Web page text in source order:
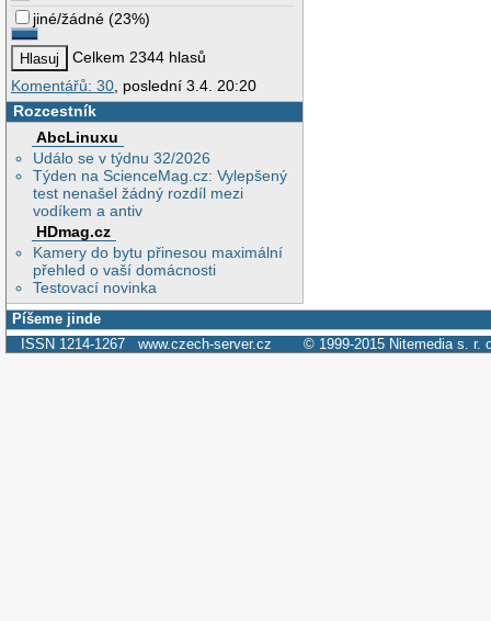
jiné/žádné (23%)
Celkem 2344 hlasů
Komentářů: 30 , poslední 3.4. 20:20
Rozcestník
AbcLinuxu
Událo se v týdnu 32/2026
Týden na ScienceMag.cz: Vylepšený
test nenašel žádný rozdíl mezi
vodíkem a antiv
HDmag.cz
Kamery do bytu přinesou maximální
přehled o vaší domácnosti
Testovací novinka
Píšeme jinde
ISSN 1214-1267 www.czech-server.cz © 1999-2015 Nitemedia s. r.